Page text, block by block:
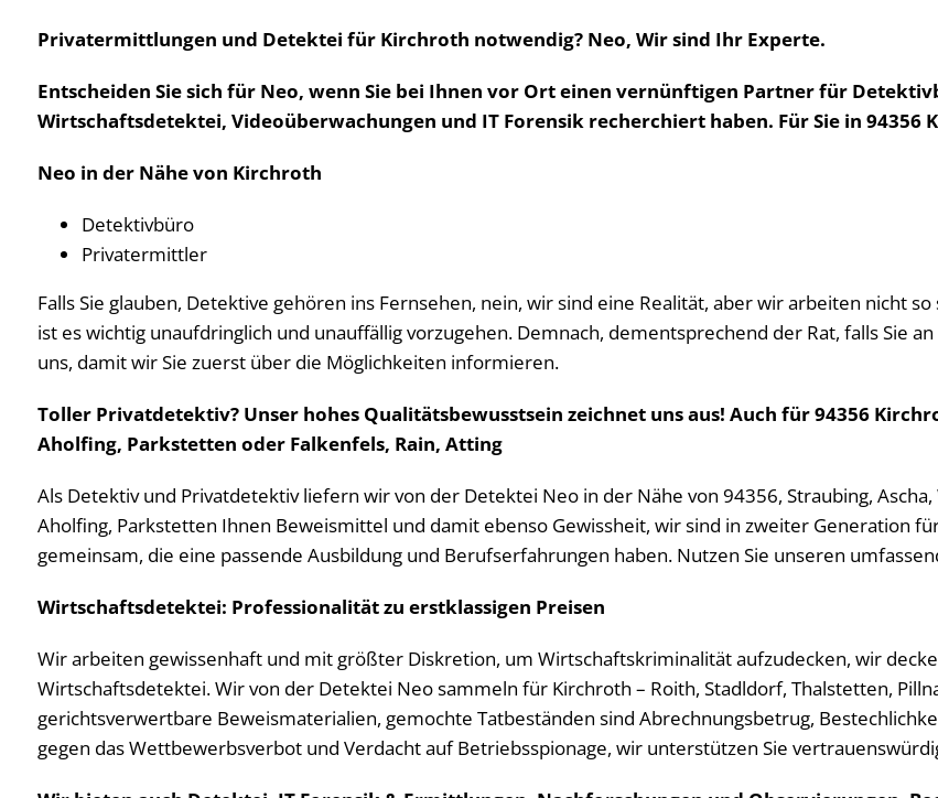
Privatermittlungen und Detektei für Kirchroth notwendig? Neo, Wir sind Ihr Experte.
Entscheiden Sie sich für Neo, wenn Sie bei Ihnen vor Ort einen vernünftigen Partner für
Wirtschaftsdetektei, Videoüberwachungen und IT Forensik recherchiert haben. Für Sie in
Neo in der Nähe von Kirchroth
Detektivbüro
Privatermittler
Falls Sie glauben, Detektive gehören ins Fernsehen, nein, wir sind eine Realität, aber wir arbeiten nicht
ist es wichtig unaufdringlich und unauffällig vorzugehen. Demnach, dementsprechend der Rat, falls Sie
uns, damit wir Sie zuerst über die Möglichkeiten informieren.
Toller Privatdetektiv? Unser hohes Qualitätsbewusstsein zeichnet uns aus! Auch für 94356
Aholfing, Parkstetten oder Falkenfels, Rain, Atting
Als Detektiv und Privatdetektiv liefern wir von der Detektei Neo in der Nähe von 94356, Straubing,
Aholfing, Parkstetten Ihnen Beweismittel und damit ebenso Gewissheit, wir sind in zweiter Generation
gemeinsam, die eine passende Ausbildung und Berufserfahrungen haben. Nutzen Sie unseren
Wirtschaftsdetektei: Professionalität zu erstklassigen Preisen
Wir arbeiten gewissenhaft und mit größter Diskretion, um Wirtschaftskriminalität aufzudecken, wir
Wirtschaftsdetektei. Wir von der Detektei Neo sammeln für Kirchroth – Roith, Stadldorf, Thalstetten,
gerichtsverwertbare Beweismaterialien, gemochte Tatbeständen sind Abrechnungsbetrug,
gegen das Wettbewerbsverbot und Verdacht auf Betriebsspionage, wir unterstützen Sie